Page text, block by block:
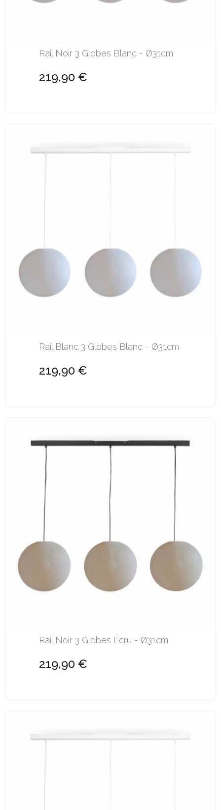
Rail Noir 3 Globes Blanc - Ø31cm
219,90 €
Rail Blanc 3 Globes Blanc - Ø31cm
219,90 €
Rail Noir 3 Globes Écru - Ø31cm
219,90 €